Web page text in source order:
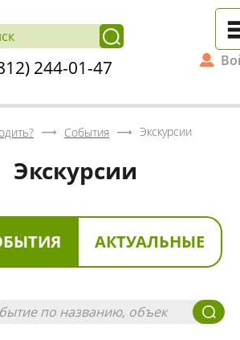
244-01-47
События Экскурсии
Экскурсии
АКТУАЛЬНЫЕ